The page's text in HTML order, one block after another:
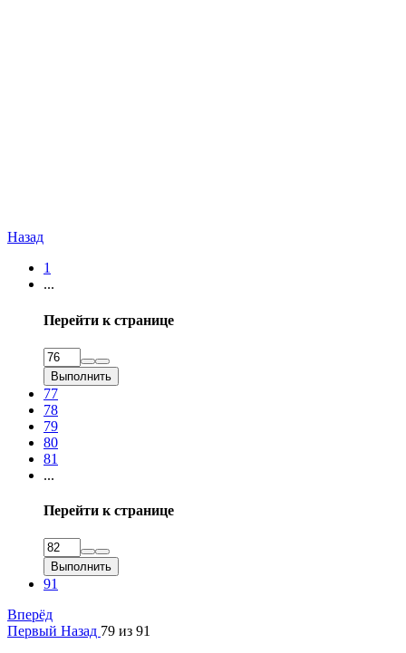
Назад
1
...
Перейти к странице
Выполнить
77
78
79
80
81
...
Перейти к странице
Выполнить
91
Вперёд
Первый Назад 79 из 91